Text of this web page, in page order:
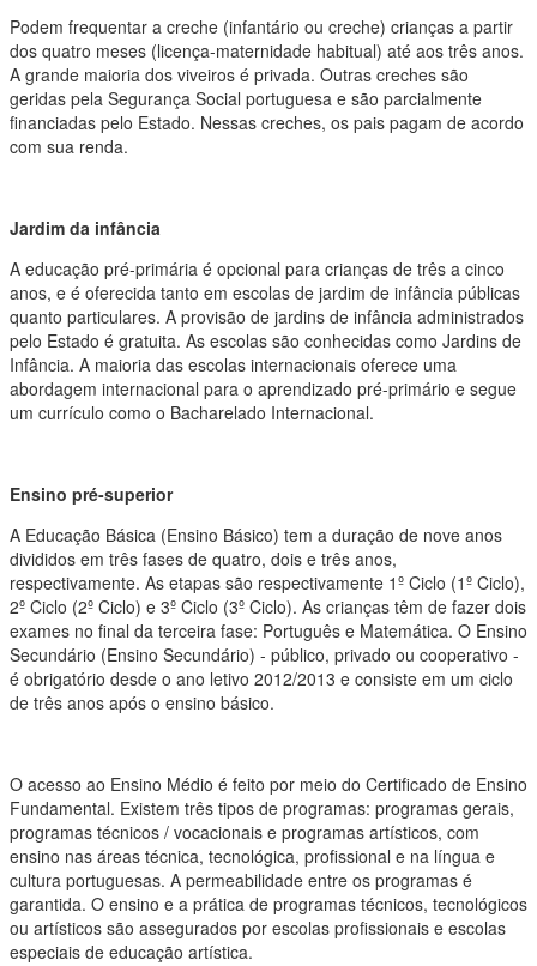
Podem frequentar a creche (infantário ou creche) crianças a partir
dos quatro meses (licença-maternidade habitual) até aos três anos.
A grande maioria dos viveiros é privada. Outras creches são
geridas pela Segurança Social portuguesa e são parcialmente
financiadas pelo Estado. Nessas creches, os pais pagam de acordo
com sua renda.
Jardim da infância
A educação pré-primária é opcional para crianças de três a cinco
anos, e é oferecida tanto em escolas de jardim de infância públicas
quanto particulares. A provisão de jardins de infância administrados
pelo Estado é gratuita. As escolas são conhecidas como Jardins de
Infância. A maioria das escolas internacionais oferece uma
abordagem internacional para o aprendizado pré-primário e segue
um currículo como o Bacharelado Internacional.
Ensino pré-superior
A Educação Básica (Ensino Básico) tem a duração de nove anos
divididos em três fases de quatro, dois e três anos,
respectivamente. As etapas são respectivamente 1º Ciclo (1º Ciclo),
2º Ciclo (2º Ciclo) e 3º Ciclo (3º Ciclo). As crianças têm de fazer dois
exames no final da terceira fase: Português e Matemática. O Ensino
Secundário (Ensino Secundário) - público, privado ou cooperativo -
é obrigatório desde o ano letivo 2012/2013 e consiste em um ciclo
de três anos após o ensino básico.
O acesso ao Ensino Médio é feito por meio do Certificado de Ensino
Fundamental. Existem três tipos de programas: programas gerais,
programas técnicos / vocacionais e programas artísticos, com
ensino nas áreas técnica, tecnológica, profissional e na língua e
cultura portuguesas. A permeabilidade entre os programas é
garantida. O ensino e a prática de programas técnicos, tecnológicos
ou artísticos são assegurados por escolas profissionais e escolas
especiais de educação artística.